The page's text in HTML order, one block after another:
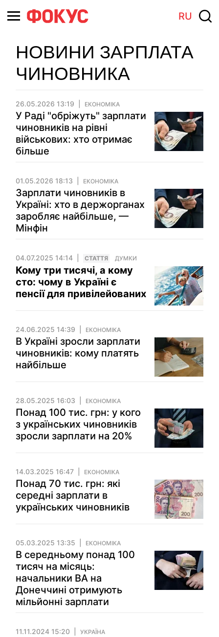
RU
НОВИНИ ЗАРПЛАТА
ЧИНОВНИКА
26.05.2026 13:19 ЕКОНОМІКА
У Раді "обріжуть" зарплати
чиновників на рівні
військових: хто отримає
більше
01.05.2026 18:13 ЕКОНОМІКА
Зарплати чиновників в
Україні: хто в держорганах
заробляє найбільше, —
Мінфін
04.07.2025 14:14 СТАТТЯ ДУМКИ
Кому три тисячі, а кому
сто: чому в Україні є
пенсії для привілейованих
24.06.2025 14:39 ЕКОНОМІКА
В Україні зросли зарплати
чиновників: кому платять
найбільше
28.05.2025 16:03 ЕКОНОМІКА
Понад 100 тис. грн: у кого
з українських чиновників
зросли зарплати на 20%
14.03.2025 16:47 ЕКОНОМІКА
Понад 70 тис. грн: які
середні зарплати в
українських чиновників
05.03.2025 13:35 ЕКОНОМІКА
В середньому понад 100
тисяч на місяць:
начальники ВА на
Донеччині отримують
мільйонні зарплати
11.11.2024 15:20 УКРАЇНА